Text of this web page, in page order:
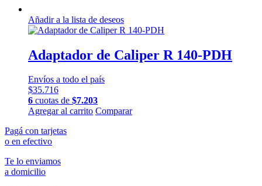
Añadir a la lista de deseos
Adaptador de Caliper R 140-PDH
Envíos a todo el país
$35.716
6 cuotas de $7.203
Agregar al carrito Comparar
Pagá con tarjetas
o en efectivo
Te lo enviamos
a domicilio